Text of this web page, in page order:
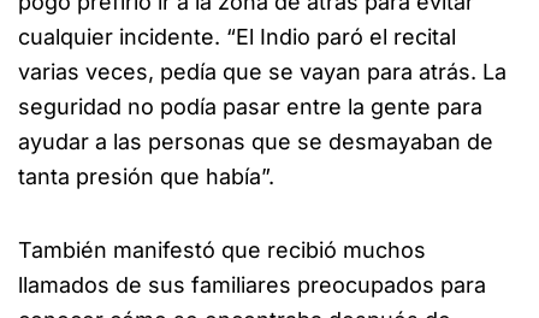
cualquier incidente. “El Indio paró el recital
varias veces, pedía que se vayan para atrás. La
seguridad no podía pasar entre la gente para
ayudar a las personas que se desmayaban de
tanta presión que había”.
También manifestó que recibió muchos
llamados de sus familiares preocupados para